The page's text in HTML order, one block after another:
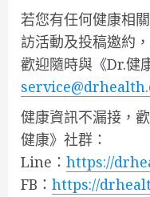
若您有任何健康相
訪活動及投稿邀約，
歡迎隨時與《Dr.健
健康資訊不漏接，
健康》社群：
Line： https://
FB： https://